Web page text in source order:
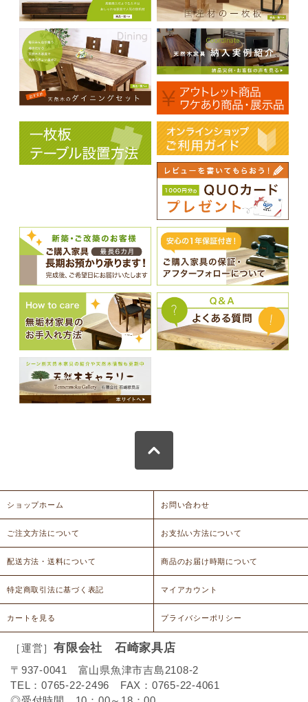
ショップホーム お問い合わせ
ご注文方法について お支払い方法について
配送方法・送料について 商品のお届け時期について
特定商取引法に基づく表記 マイアカウント
カートを見る プライバシーポリシー
［運営］ 有限会社 石崎家具店
〒937-0041 富山県魚津市吉島2108-2
TEL：0765-22-2496 FAX：0765-22-4061